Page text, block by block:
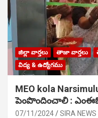
జిల్లా వార్తలు తాజా వార్తలు
విద్య & ఉద్యోగము
MEO kola
పెంపొందించాలి :
07/11/2024 SIRA NEWS